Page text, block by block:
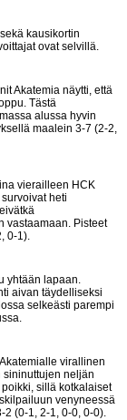
kausikortin
ovat selvillä.
Akatemia näytti, että
Tästä
alussa hyvin
maalein 3-7 (2-2,
vierailleen HCK
heti
vastaamaan. Pisteet
0-1).
yhtään lapaan.
aivan täydelliseksi
selkeästi parempi
virallinen
neljän
sillä kotkalaiset
venyneessä
(0-1, 2-1, 0-0, 0-0).